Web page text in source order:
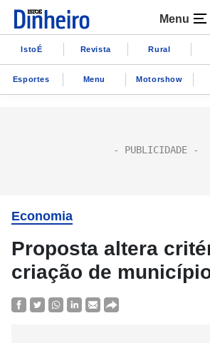
Menu
IstoÉ Revista Rural
Esportes Menu Motorshow
Economia
Proposta altera
criação de